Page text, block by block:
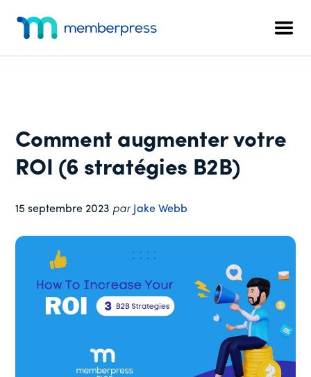
content
barre
de
supplémentaire
en-
un
Comment augmenter votre
ROI (6 stratégies B2B)
15 septembre 2023 par Jake Webb